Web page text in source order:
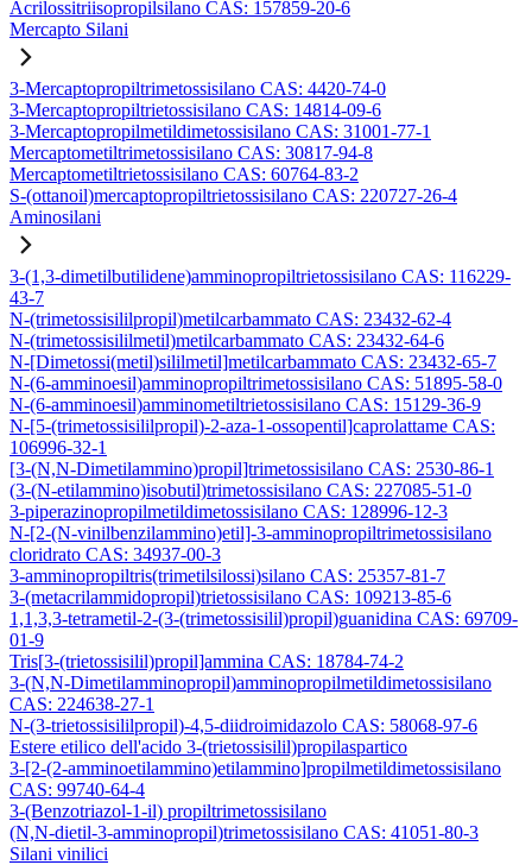
Acrilossitriisopropilsilano CAS: 157859-20-6
Mercapto Silani
3-Mercaptopropiltrimetossisilano CAS: 4420-74-0
3-Mercaptopropiltrietossisilano CAS: 14814-09-6
3-Mercaptopropilmetildimetossisilano CAS: 31001-77-1
Mercaptometiltrimetossisilano CAS: 30817-94-8
Mercaptometiltrietossisilano CAS: 60764-83-2
S-(ottanoil)mercaptopropiltrietossisilano CAS: 220727-26-4
Aminosilani
3-(1,3-dimetilbutilidene)amminopropiltrietossisilano CAS: 116229-
43-7
N-(trimetossisililpropil)metilcarbammato CAS: 23432-62-4
N-(trimetossisililmetil)metilcarbammato CAS: 23432-64-6
N-[Dimetossi(metil)sililmetil]metilcarbammato CAS: 23432-65-7
N-(6-amminoesil)amminopropiltrimetossisilano CAS: 51895-58-0
N-(6-amminoesil)amminometiltrietossisilano CAS: 15129-36-9
N-[5-(trimetossisililpropil)-2-aza-1-ossopentil]caprolattame CAS:
106996-32-1
[3-(N,N-Dimetilammino)propil]trimetossisilano CAS: 2530-86-1
(3-(N-etilammino)isobutil)trimetossisilano CAS: 227085-51-0
3-piperazinopropilmetildimetossisilano CAS: 128996-12-3
N-[2-(N-vinilbenzilammino)etil]-3-amminopropiltrimetossisilano
cloridrato CAS: 34937-00-3
3-amminopropiltris(trimetilsilossi)silano CAS: 25357-81-7
3-(metacrilammidopropil)trietossisilano CAS: 109213-85-6
1,1,3,3-tetrametil-2-(3-(trimetossisilil)propil)guanidina CAS: 69709-
01-9
Tris[3-(trietossisilil)propil]ammina CAS: 18784-74-2
3-(N,N-Dimetilamminopropil)amminopropilmetildimetossisilano
CAS: 224638-27-1
N-(3-trietossisililpropil)-4,5-diidroimidazolo CAS: 58068-97-6
Estere etilico dell'acido 3-(trietossisilil)propilaspartico
3-[2-(2-amminoetilammino)etilammino]propilmetildimetossisilano
CAS: 99740-64-4
3-(Benzotriazol-1-il) propiltrimetossisilano
(N,N-dietil-3-amminopropil)trimetossisilano CAS: 41051-80-3
Silani vinilici